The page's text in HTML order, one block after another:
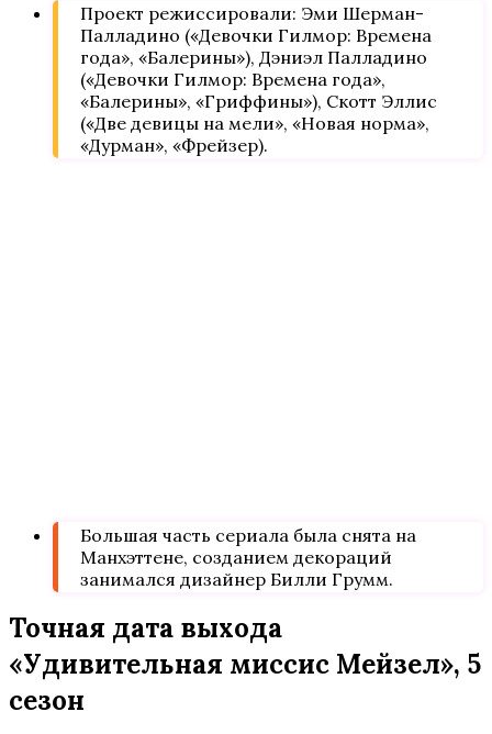
Проект режиссировали: Эми Шерман-
Палладино («Девочки Гилмор: Времена
года», «Балерины»), Дэниэл Палладино
(«Девочки Гилмор: Времена года»,
«Балерины», «Гриффины»), Скотт Эллис
(«Две девицы на мели», «Новая норма»,
«Дурман», «Фрейзер).
Большая часть сериала была снята на
Манхэттене, созданием декораций
занимался дизайнер Билли Грумм.
Точная дата выхода
«Удивительная миссис Мейзел», 5
сезон